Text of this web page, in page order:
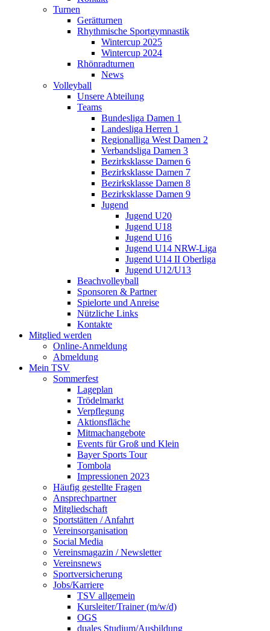
Turnen
Gerätturnen
Rhythmische Sportgymnastik
Wintercup 2025
Wintercup 2024
Rhönradturnen
News
Volleyball
Unsere Abteilung
Teams
Bundesliga Damen 1
Landesliga Herren 1
Regionalliga West Damen 2
Verbandsliga Damen 3
Bezirksklasse Damen 6
Bezirksklasse Damen 7
Bezirksklasse Damen 8
Bezirksklasse Damen 9
Jugend
Jugend U20
Jugend U18
Jugend U16
Jugend U14 NRW-Liga
Jugend U14 II Oberliga
Jugend U12/U13
Beachvolleyball
Sponsoren & Partner
Spielorte und Anreise
Nützliche Links
Kontakte
Mitglied werden
Online-Anmeldung
Abmeldung
Mein TSV
Sommerfest
Lageplan
Trödelmarkt
Verpflegung
Aktionsfläche
Mitmachangebote
Events für Groß und Klein
Bayer Sports Tour
Tombola
Impressionen 2023
Häufig gestellte Fragen
Ansprechpartner
Mitgliedschaft
Sportstätten / Anfahrt
Vereinsorganisation
Social Media
Vereinsmagazin / Newsletter
Vereinsnews
Sportversicherung
Jobs/Karriere
TSV allgemein
Kursleiter/Trainer (m/w/d)
OGS
duales Studium/Ausbildung